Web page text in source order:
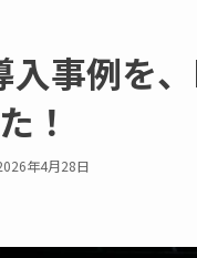
事例を
！
年4月28日